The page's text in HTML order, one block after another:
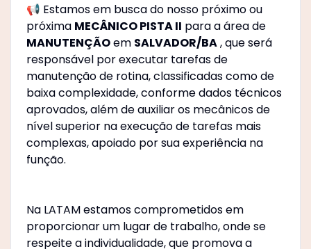
📢 Estamos em busca do nosso próximo ou
próxima MECÂNICO PISTA II para a área de
MANUTENÇÃOem SALVADOR/BA, que será
responsável por executar tarefas de
manutenção de rotina, classificadas como de
baixa complexidade, conforme dados técnicos
aprovados, além de auxiliar os mecânicos de
nível superior na execução de tarefas mais
complexas, apoiado por sua experiência na
função.
Na LATAM estamos comprometidos em
proporcionar um lugar de trabalho, onde se
respeite a individualidade, que promova a